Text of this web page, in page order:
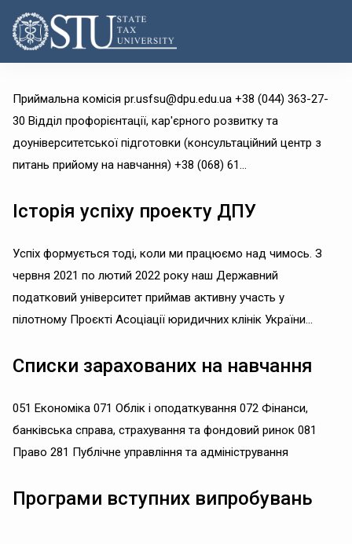
Приймальна комісія pr.usfsu@dpu.edu.ua +38 (044) 363-27-
30 Відділ профорієнтації, кар'єрного розвитку та
доуніверситетської підготовки (консультаційний центр з
питань прийому на навчання) +38 (068) 61...
Історія успіху проекту ДПУ
Успіх формується тоді, коли ми працюємо над чимось. З
червня 2021 по лютий 2022 року наш Державний
податковий університет приймав активну участь у
пілотному Проєкті Асоціації юридичних клінік України...
Списки зарахованих на навчання
051 Економіка 071 Облік і оподаткування 072 Фінанси,
банківська справа, страхування та фондовий ринок 081
Право 281 Публічне управління та адміністрування
Програми вступних випробувань